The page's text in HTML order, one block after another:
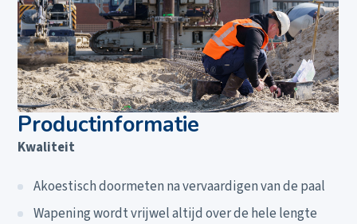
Productinformatie
Kwaliteit
Akoestisch doormeten na vervaardigen van de paal
Wapening wordt vrijwel altijd over de hele lengte